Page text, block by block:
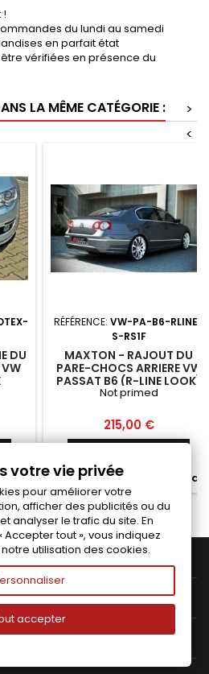
!
du lundi au samedi
en parfait état
vérifiées en présence du
LA MÊME CATÉGORIE :
>
<
DU
RÉFÉRENCE: VW-PA-B6-RLINE-
S-RS1F
MAXTON - RAJOUT DU
PARE-CHOCS ARRIERE VW
PASSAT B6 (R-LINE LOOK)
BERLINE
Not primed
Prix
215,00 €
Fabriqué a la commande


votre vie privée
pour améliorer votre
afficher des publicités ou du
analyser le trafic du site. En
Accepter tout », vous indiquez
utilisation des cookies.
accepter